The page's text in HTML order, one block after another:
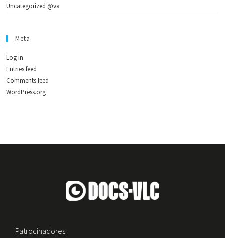
Uncategorized @va
Meta
Log in
Entries feed
Comments feed
WordPress.org
Patrocinadores: